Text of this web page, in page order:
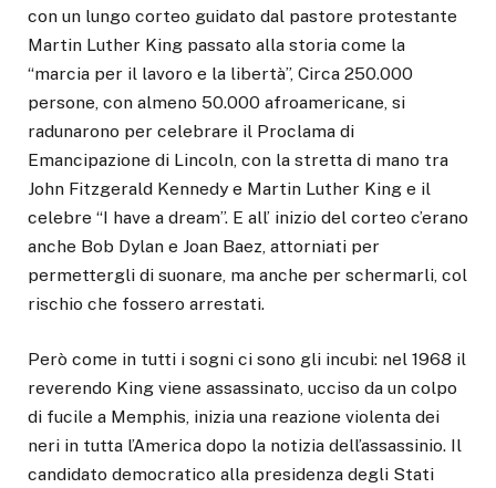
con un lungo corteo guidato dal pastore protestante
Martin Luther King passato alla storia come la
“marcia per il lavoro e la libertà”, Circa 250.000
persone, con almeno 50.000 afroamericane, si
radunarono per celebrare il Proclama di
Emancipazione di Lincoln, con la stretta di mano tra
John Fitzgerald Kennedy e Martin Luther King e il
celebre “I have a dream”. E all’ inizio del corteo c’erano
anche Bob Dylan e Joan Baez, attorniati per
permettergli di suonare, ma anche per schermarli, col
rischio che fossero arrestati.
Però come in tutti i sogni ci sono gli incubi: nel 1968 il
reverendo King viene assassinato, ucciso da un colpo
di fucile a Memphis, inizia una reazione violenta dei
neri in tutta l’America dopo la notizia dell’assassinio. Il
candidato democratico alla presidenza degli Stati